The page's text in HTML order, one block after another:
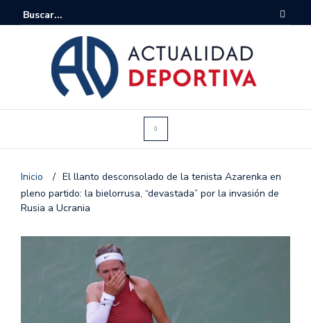
Inicio / El llanto desconsolado de la tenista Azarenka en
pleno partido: la bielorrusa, “devastada” por la invasión de
Rusia a Ucrania